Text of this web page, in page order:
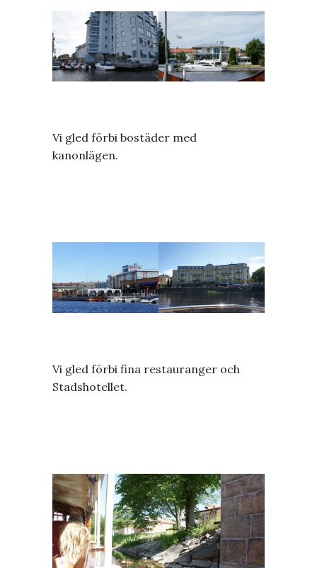
Vi gled förbi bostäder med
kanonlägen.
Vi gled förbi fina restauranger och
Stadshotellet.